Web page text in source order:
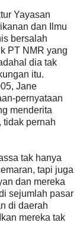
Yayasan
dan Ilmu
bersalah
PT NMR yang
dia tak
itu.
Jane
pernyataan
menderita
tidak pernah
tak hanya
tapi juga
dan mereka
sejumlah pasar
di daerah
mereka tak